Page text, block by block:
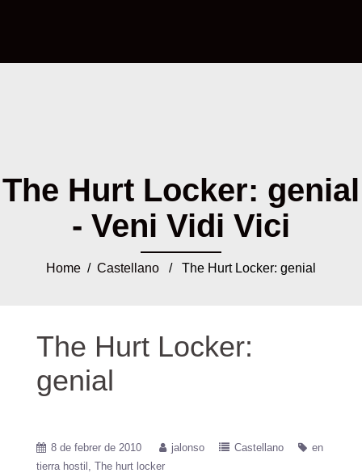
The Hurt Locker: genial
- Veni Vidi Vici
Home / Castellano / The Hurt Locker: genial
The Hurt Locker:
genial
8 de febrer de 2010 jalonso Castellano
en
tierra hostil
The hurt locker